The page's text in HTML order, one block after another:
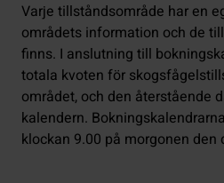
Varje tillståndsområde har en
områdets information och de
finns. I anslutning till
totala kvoten för
området, och den återstående
kalendern.
klockan 9.00 på morgonen